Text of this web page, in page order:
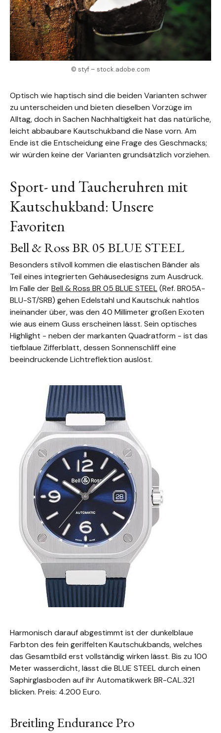
© styf – stock.adobe.com
Optisch wie haptisch sind die beiden Varianten schwer
zu unterscheiden und bieten dieselben Vorzüge im
Alltag, doch in Sachen Nachhaltigkeit hat das natürliche,
leicht abbaubare Kautschukband die Nase vorn. Am
Ende ist die Entscheidung eine Frage des Geschmacks;
wir würden keine der Varianten grundsätzlich vorziehen.
Sport- und Taucheruhren mit
Kautschukband: Unsere
Favoriten
Bell & Ross BR 05 BLUE STEEL
Besonders stilvoll kommen die elastischen Bänder als
Teil eines integrierten Gehäusedesigns zum Ausdruck.
Im Falle derBell & Ross BR 05 BLUE STEEL(Ref. BR05A-
BLU-ST/SRB) gehen Edelstahl und Kautschuk nahtlos
ineinander über, was den 40 Millimeter großen Exoten
wie aus einem Guss erscheinen lässt. Sein optisches
Highlight - neben der markanten Quadratform - ist das
tiefblaue Zifferblatt, dessen Sonnenschliff eine
beeindruckende Lichtreflektion auslöst.
Harmonisch darauf abgestimmt ist der dunkelblaue
Farbton des fein geriffelten Kautschukbands, welches
das Gesamtbild erst vollständig wirken lässt. Bis zu 100
Meter wasserdicht, lässt die BLUE STEEL durch einen
Saphirglasboden auf ihr Automatikwerk BR-CAL.321
blicken. Preis: 4.200 Euro.
Breitling Endurance Pro